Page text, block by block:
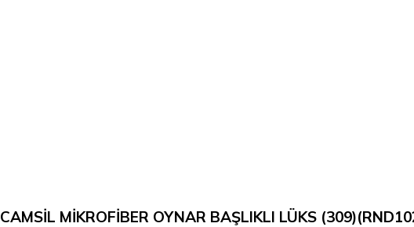
CAMSİL MİKROFİBER OYNAR BAŞLIKLI LÜKS